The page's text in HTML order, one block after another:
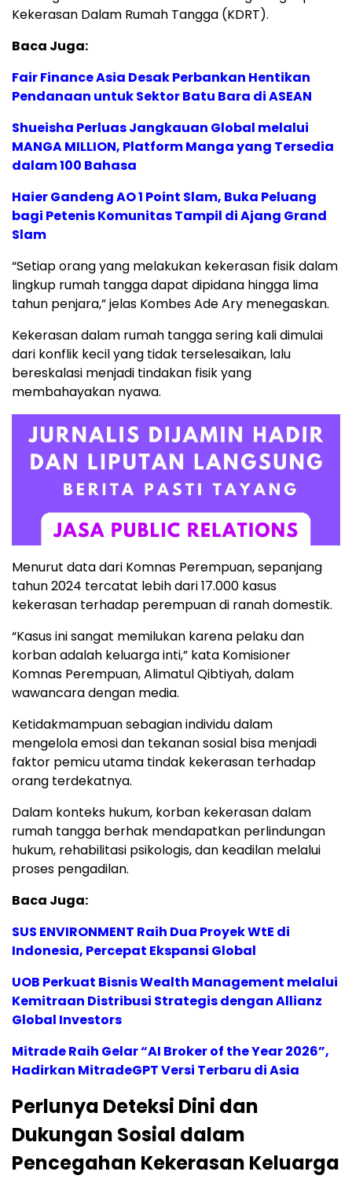
Kekerasan Dalam Rumah Tangga (KDRT).
Baca Juga:
Fair Finance Asia Desak Perbankan Hentikan
Pendanaan untuk Sektor Batu Bara di ASEAN
Shueisha Perluas Jangkauan Global melalui
MANGA MILLION, Platform Manga yang Tersedia
dalam 100 Bahasa
Haier Gandeng AO 1 Point Slam, Buka Peluang
bagi Petenis Komunitas Tampil di Ajang Grand
Slam
“Setiap orang yang melakukan kekerasan fisik dalam
lingkup rumah tangga dapat dipidana hingga lima
tahun penjara,” jelas Kombes Ade Ary menegaskan.
Kekerasan dalam rumah tangga sering kali dimulai
dari konflik kecil yang tidak terselesaikan, lalu
bereskalasi menjadi tindakan fisik yang
membahayakan nyawa.
Menurut data dari Komnas Perempuan, sepanjang
tahun 2024 tercatat lebih dari 17.000 kasus
kekerasan terhadap perempuan di ranah domestik.
“Kasus ini sangat memilukan karena pelaku dan
korban adalah keluarga inti,” kata Komisioner
Komnas Perempuan, Alimatul Qibtiyah, dalam
wawancara dengan media.
Ketidakmampuan sebagian individu dalam
mengelola emosi dan tekanan sosial bisa menjadi
faktor pemicu utama tindak kekerasan terhadap
orang terdekatnya.
Dalam konteks hukum, korban kekerasan dalam
rumah tangga berhak mendapatkan perlindungan
hukum, rehabilitasi psikologis, dan keadilan melalui
proses pengadilan.
Baca Juga:
SUS ENVIRONMENT Raih Dua Proyek WtE di
Indonesia, Percepat Ekspansi Global
UOB Perkuat Bisnis Wealth Management melalui
Kemitraan Distribusi Strategis dengan Allianz
Global Investors
Mitrade Raih Gelar “AI Broker of the Year 2026”,
Hadirkan MitradeGPT Versi Terbaru di Asia
Perlunya Deteksi Dini dan
Dukungan Sosial dalam
Pencegahan Kekerasan Keluarga